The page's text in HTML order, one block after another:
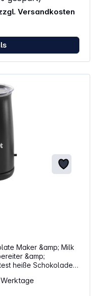
Versandkosten
Maker &amp; Milk
&amp;
heiße Schokolade
kompakten
werden